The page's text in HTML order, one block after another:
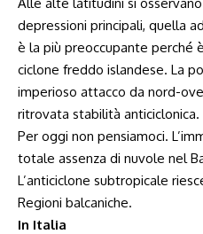
depressioni principali, quella
è la più preoccupante perché
ciclone freddo islandese. La
imperioso attacco da nord-
ritrovata stabilità anticiclonica.
Per oggi non pensiamoci.
totale assenza di nuvole nel
L’anticiclone subtropicale
Regioni balcaniche.
In Italia